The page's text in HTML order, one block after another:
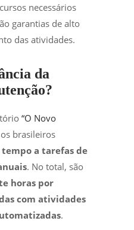
necessários
garantias de alto
das atividades.
da
“O Novo
brasileiros
tempo a tarefas de
. No total, são
horas por
com atividades
.